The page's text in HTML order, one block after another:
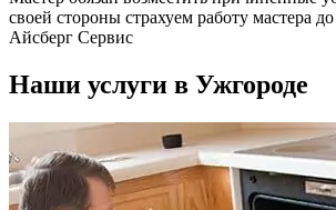
своей стороны страхуем работу мастера
Айсберг Сервис
Наши услуги в Ужгороде